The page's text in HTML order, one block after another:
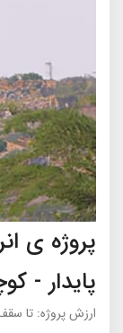
پروژه ی
پایدار -
ارزش پروژه: تا سقف 200 هزار